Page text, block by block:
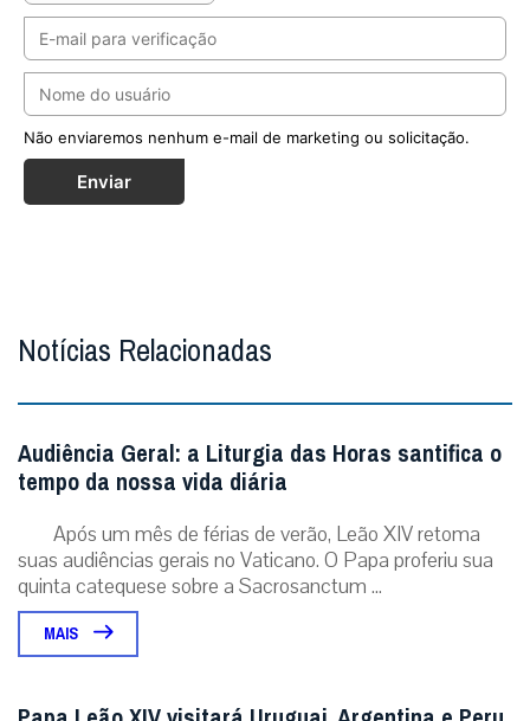
Não enviaremos nenhum e-mail de marketing ou solicitação.
Enviar
Notícias Relacionadas
Audiência Geral: a Liturgia das Horas santifica o
tempo da nossa vida diária
Após um mês de férias de verão, Leão XIV retoma
suas audiências gerais no Vaticano. O Papa proferiu sua
quinta catequese sobre a Sacrosanctum ...
MAIS